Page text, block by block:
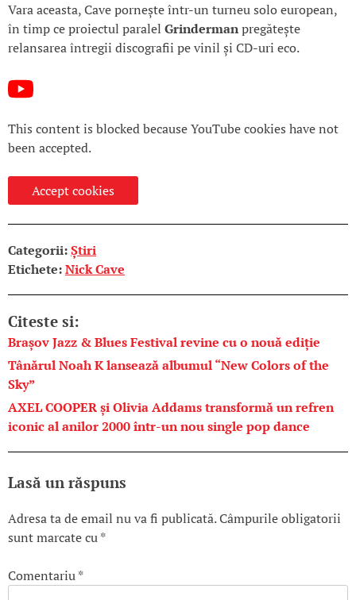
Vara aceasta, Cave pornește într-un turneu solo european,
în timp ce proiectul paralel Grindermanpregătește
relansarea întregii discografii pe vinil și CD-uri eco.
This content is blocked because YouTube cookies have not
been accepted.
Accept cookies
Categorii:Știri
Etichete:Nick Cave
Citeste si:
Brașov Jazz & Blues Festival revine cu o nouă ediție
Tânărul Noah K lansează albumul “New Colors of the
Sky”
AXEL COOPER și Olivia Addams transformă un refren
iconic al anilor 2000 într-un nou single pop dance
Lasă un răspuns
Adresa ta de email nu va fi publicată.Câmpurile obligatorii
sunt marcate cu*
Comentariu*